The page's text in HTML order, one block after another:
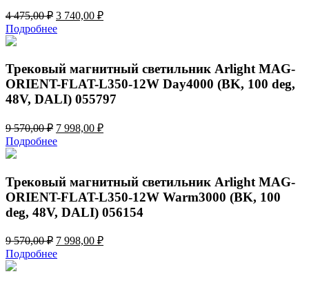
4 475,00₽ Первоначальная
цена
составляла
475,00 ₽.
3 740,00 ₽Текущая
Подробнее
Трековый магнитный светильник Arlight MAG-
ORIENT-FLAT-L350-12W Day4000 (BK, 100 deg,
48V, DALI) 055797
9 570,00₽ Первоначальная
цена
составляла
570,00 ₽.
7 998,00 ₽Текущая
Подробнее
Трековый магнитный светильник Arlight MAG-
ORIENT-FLAT-L350-12W Warm3000 (BK, 100
deg, 48V, DALI) 056154
9 570,00₽ Первоначальная
цена
составляла
7 998,00 ₽Текущая
Подробнее